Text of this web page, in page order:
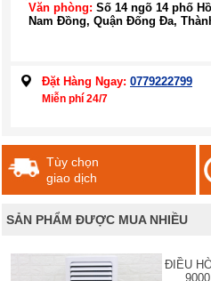
Văn phòng: Số 14 ngõ 14 phố
Nam Đồng, Quận Đống Đa,
Đặt Hàng Ngay: 0779222799
Miễn phí 24/7
Tùy chọn
giao dịch
SẢN PHẨM ĐƯỢC MUA NHIỀU
ĐIỀU